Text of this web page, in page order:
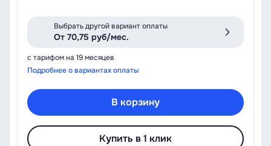
Выбрать другой вариант оплаты
От 70,75 руб/мес.
с тарифом на 19 месяцев
Подробнее о вариантах оплаты
В корзину
Купить в 1 клик